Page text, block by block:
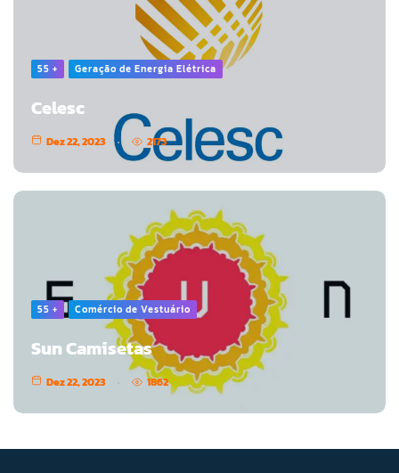
55 + Geração de Energia Elétrica
Celesc
Dez 22, 2023 2173
55 + Comércio de Vestuário
Sun Camisetas
Dez 22, 2023 1862